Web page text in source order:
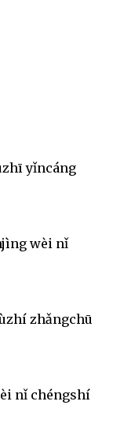
yǐncáng
wèi nǐ
zhǎngchū
nǐ chéngshí